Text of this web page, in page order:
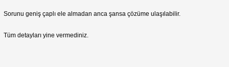
Sorunu geniş çaplı ele almadan anca şansa çözüme ulaşılabilir.
Tüm detayları yine vermediniz.